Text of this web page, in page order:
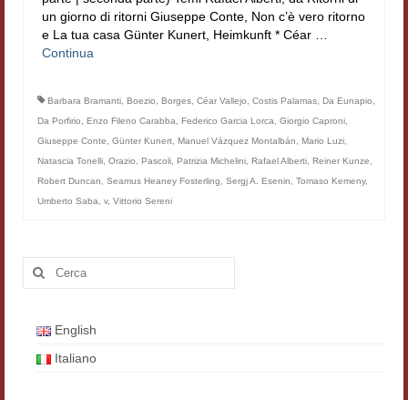
Materiali
Semicerchio
Presentazione
Numeri
Indice 1986-2008
Sezioni bibliografiche
Poesia inglese postcoloniale
Comitato scientifico
Norme etiche e redazionali
un giorno di ritorni Giuseppe Conte, Non c’è vero ritorno
e La tua casa Günter Kunert, Heimkunft * Céar …
Continua
Barbara Bramanti, Boezio, Borges, Céar Vallejo, Costis Palamas, Da Eunapio,
Da Porfirio, Enzo Fileno Carabba, Federico Garcia Lorca, Giorgio Caproni,
Giuseppe Conte, Günter Kunert, Manuel Vázquez Montalbán, Mario Luzi,
Natascia Tonelli, Orazio, Pascoli, Patrizia Michelini, Rafael Alberti, Reiner Kunze,
Robert Duncan, Seamus Heaney Fosterling, Sergj A. Esenin, Tomaso Kemeny,
Umberto Saba, v, Vittorio Sereni
Cerca:
English
Italiano